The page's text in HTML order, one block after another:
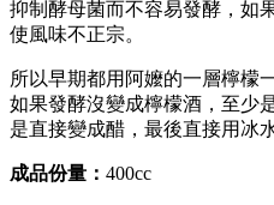
抑制酵母菌而不容易發酵，如
使風味不正宗。
所以早期都用阿嬤的一層檸檬
如果發酵沒變成檸檬酒，至少
是直接變成醋，最後直接用冰
成品份量： 400cc